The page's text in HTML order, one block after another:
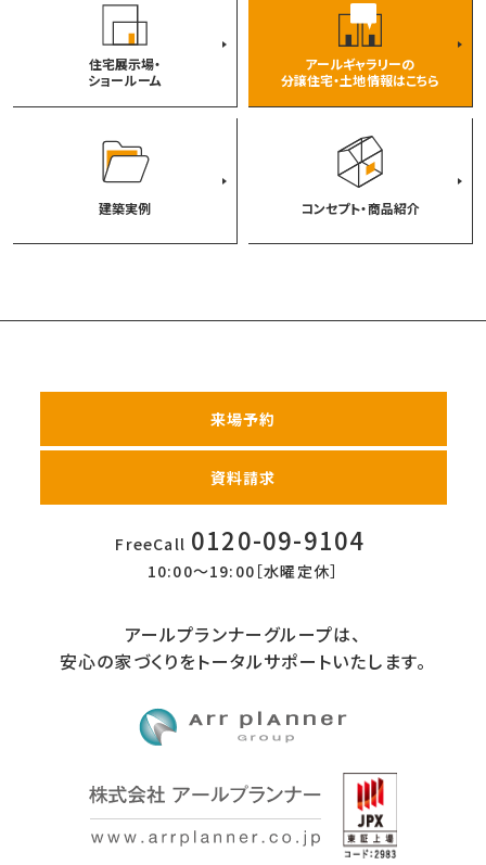
住宅展示場・
ショールーム
アールギャラリーの
分譲住宅・土地情報はこちら
建築実例 コンセプト・商品紹介
来場予約
資料請求
FreeCall 0120-09-9104
10:00〜19:00［水曜定休］
アールプランナーグループは、
安心の家づくりをトータルサポートいたします。